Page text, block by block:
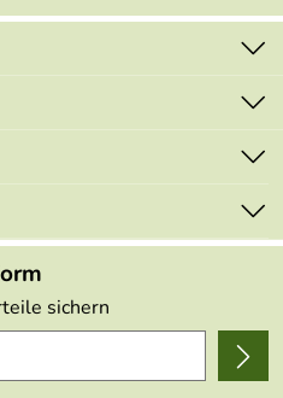
sichern